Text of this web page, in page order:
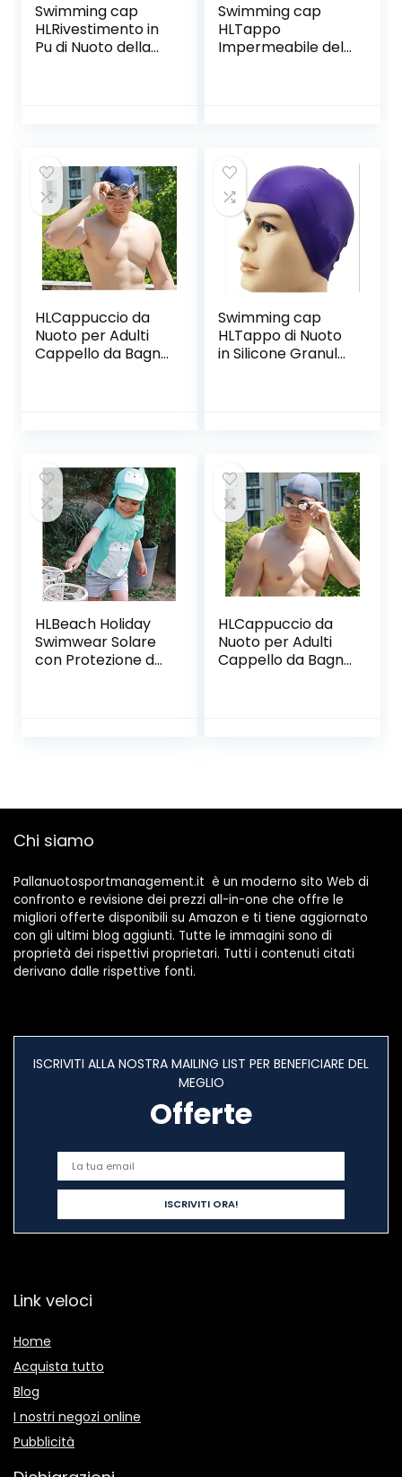
Swimming cap
HLRivestimento in
Pu di Nuoto della
Signora Cuffia I
Capelli Lunghi,
Black,Black
Swimming cap
HLTappo
Impermeabile del
Solido di Colore
Solido, Black,Black
HLCappuccio da
Nuoto per Adulti
Cappello da Bagno
Swimming cap
HLTappo di Nuoto
in Silicone Granulo
HLBeach Holiday
Swimwear Solare
con Protezione da
HLCappuccio da
Nuoto per Adulti
Cappello da Bagno
Chi siamo
Pallanuotosportmanagement.it è un moderno sito Web di
confronto e revisione dei prezzi all-in-one che offre le
migliori offerte disponibili su Amazon e ti tiene aggiornato
con gli ultimi blog aggiunti. Tutte le immagini sono di
proprietà dei rispettivi proprietari. Tutti i contenuti citati
derivano dalle rispettive fonti.
ISCRIVITI ALLA NOSTRA MAILING LIST PER BENEFICIARE DEL
MEGLIO
Offerte
Link veloci
Home
Acquista tutto
Blog
I nostri negozi online
Pubblicità